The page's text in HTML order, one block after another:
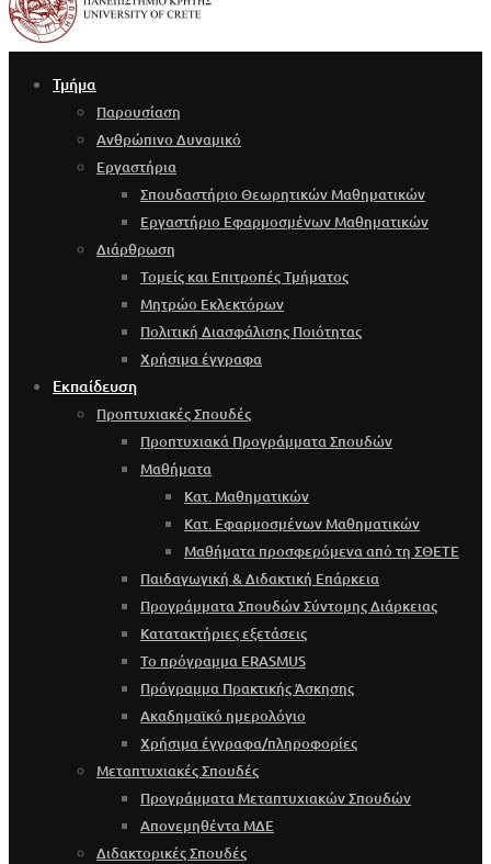
Τμήμα
Παρουσίαση
Ανθρώπινο Δυναμικό
Εργαστήρια
Σπουδαστήριο Θεωρητικών Μαθηματικών
Εργαστήριο Εφαρμοσμένων Μαθηματικών
Διάρθρωση
Τομείς και Επιτροπές Τμήματος
Μητρώο Εκλεκτόρων
Πολιτική Διασφάλισης Ποιότητας
Χρήσιμα έγγραφα
Εκπαίδευση
Προπτυχιακές Σπουδές
Προπτυχιακά Προγράμματα Σπουδών
Μαθήματα
Κατ. Μαθηματικών
Κατ. Εφαρμοσμένων Μαθηματικών
Μαθήματα προσφερόμενα από τη ΣΘΕΤΕ
Παιδαγωγική & Διδακτική Επάρκεια
Προγράμματα Σπουδών Σύντομης Διάρκειας
Κατατακτήριες εξετάσεις
Το πρόγραμμα ERASMUS
Πρόγραμμα Πρακτικής Άσκησης
Ακαδημαϊκό ημερολόγιο
Χρήσιμα έγγραφα/πληροφορίες
Μεταπτυχιακές Σπουδές
Προγράμματα Μεταπτυχιακών Σπουδών
Απονεμηθέντα ΜΔΕ
Διδακτορικές Σπουδές